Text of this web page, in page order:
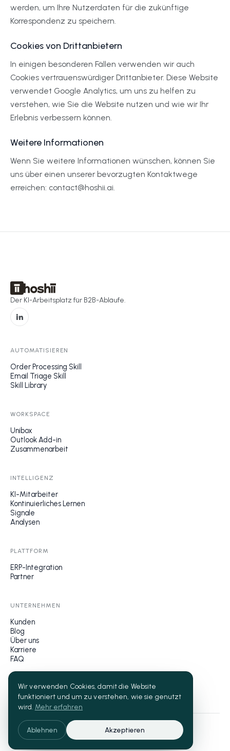
werden, um Ihre Nutzerdaten für die zukünftige
Korrespondenz zu speichern.
Cookies von Drittanbietern
In einigen besonderen Fällen verwenden wir auch
Cookies vertrauenswürdiger Drittanbieter. Diese Website
verwendet Google Analytics, um uns zu helfen zu
verstehen, wie Sie die Website nutzen und wie wir Ihr
Erlebnis verbessern können.
Weitere Informationen
Wenn Sie weitere Informationen wünschen, können Sie
uns über einen unserer bevorzugten Kontaktwege
erreichen: contact@hoshii.ai.
Der KI-Arbeitsplatz für B2B-Abläufe.
AUTOMATISIEREN
Order Processing Skill
Email Triage Skill
Skill Library
WORKSPACE
Unibox
Outlook Add-in
Zusammenarbeit
INTELLIGENZ
KI-Mitarbeiter
Kontinuierliches Lernen
Signale
Analysen
PLATTFORM
ERP-Integration
Partner
UNTERNEHMEN
Kunden
Blog
Über uns
Karriere
FAQ
© 2026 Hoshii AG. Made in Switzerland.
DatenschutzImpressum
Wir verwenden Cookies, damit die Website
funktioniert und um zu verstehen, wie sie genutzt
wird. Mehr erfahren
Ablehnen Akzeptieren